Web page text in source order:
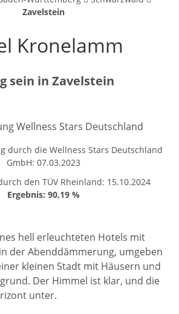
Zavelstein
Kronelamm
sein in Zavelstein
durch die Wellness Stars Deutschland
GmbH: 07.03.2023
den TÜV Rheinland: 15.10.2024
Ergebnis: 90,19 %
1 / 14